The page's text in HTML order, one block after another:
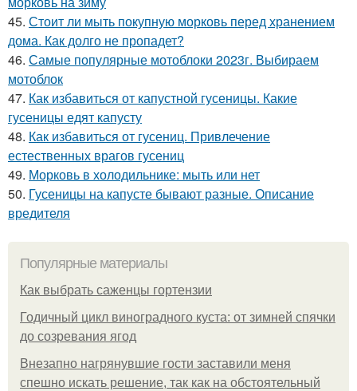
45. Стоит ли мыть покупную морковь перед хранением
дома. Как долго не пропадет?
46. Самые популярные мотоблоки 2023г. Выбираем
мотоблок
47. Как избавиться от капустной гусеницы. Какие
гусеницы едят капусту
48. Как избавиться от гусениц. Привлечение
естественных врагов гусениц
49. Морковь в холодильнике: мыть или нет
50. Гусеницы на капусте бывают разные. Описание
вредителя
Популярные материалы
Как выбрать саженцы гортензии
Годичный цикл виноградного куста: от зимней спячки
до созревания ягод
Внезапно нагрянувшие гости заставили меня
спешно искать решение, так как на обстоятельный